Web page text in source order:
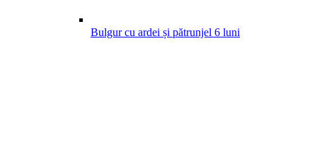
Bulgur cu ardei și pătrunjel 6 luni